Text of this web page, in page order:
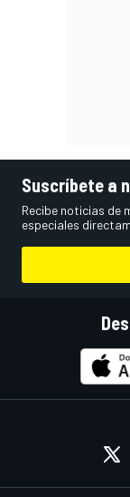
Suscríbete a
Recibe noticias de
especiales